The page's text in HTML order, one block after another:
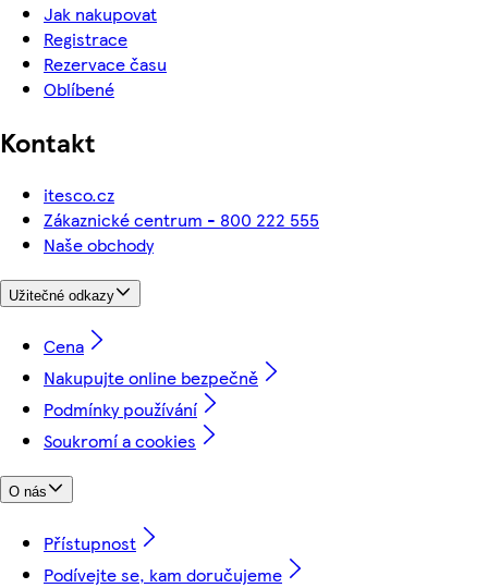
Jak nakupovat
Registrace
Rezervace času
Oblíbené
Kontakt
itesco.cz
Zákaznické centrum - 800 222 555
Naše obchody
Užitečné odkazy
Cena
Nakupujte online bezpečně
Podmínky používání
Soukromí a cookies
O nás
Přístupnost
Podívejte se, kam doručujeme